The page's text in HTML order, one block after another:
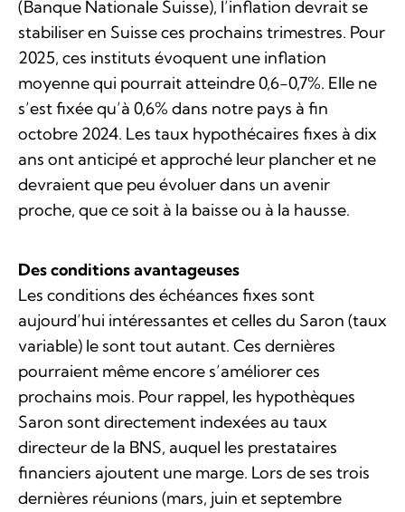
(Banque Nationale Suisse), l’inflation devrait se
stabiliser en Suisse ces prochains trimestres. Pour
2025, ces instituts évoquent une inflation
moyenne qui pourrait atteindre 0,6-0,7%. Elle ne
s’est fixée qu’à 0,6% dans notre pays à fin
octobre 2024. Les taux hypothécaires fixes à dix
ans ont anticipé et approché leur plancher et ne
devraient que peu évoluer dans un avenir
proche, que ce soit à la baisse ou à la hausse.
Des conditions avantageuses
Les conditions des échéances fixes sont
aujourd’hui intéressantes et celles du Saron (taux
variable) le sont tout autant. Ces dernières
pourraient même encore s’améliorer ces
prochains mois. Pour rappel, les hypothèques
Saron sont directement indexées au taux
directeur de la BNS, auquel les prestataires
financiers ajoutent une marge. Lors de ses trois
dernières réunions (mars, juin et septembre